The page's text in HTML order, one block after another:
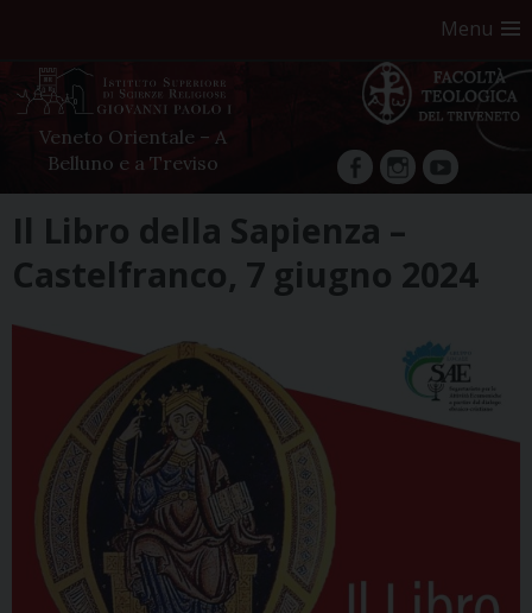
Menu
Veneto Orientale – A
Belluno e a Treviso
facebookInstagram
YouTube
content
Il Libro della Sapienza –
Castelfranco, 7 giugno 2024